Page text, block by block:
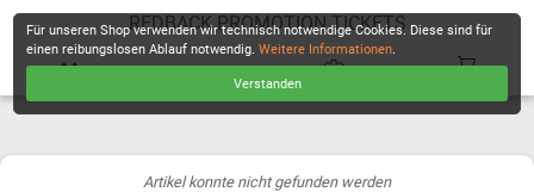
REDBACK PROMOTION TICKETS
Artikel konnte nicht gefunden werden
Für unseren Shop verwenden wir technisch notwendige Cookies. Diese sind für
einen reibungslosen Ablauf notwendig.Weitere Informationen.
Verstanden